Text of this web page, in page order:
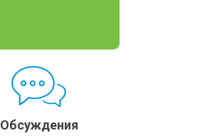
Обсуждения